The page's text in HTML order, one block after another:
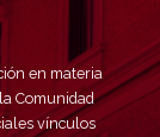
en materia
Comunidad
vínculos